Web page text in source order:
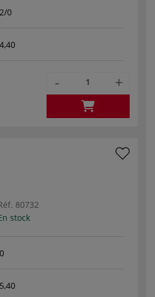
2/0
4,40
- +
80732
stock
0
5,40